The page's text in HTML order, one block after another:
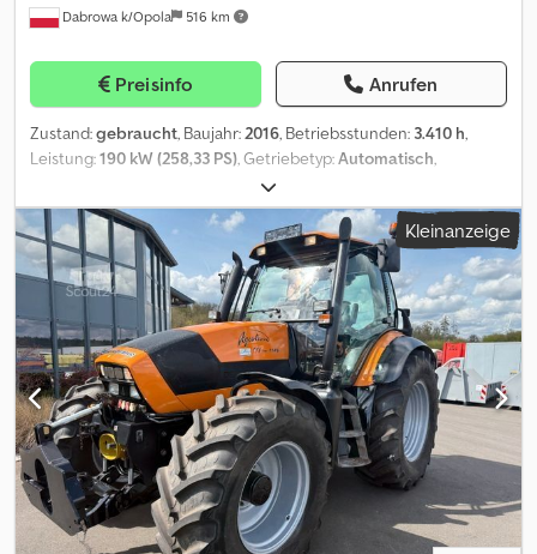
Dabrowa k/Opola 516 km
Preisinfo Anrufen
Zustand:gebraucht, Baujahr:2016, Betriebsstunden: 3.410 h,
Leistung:190 kW (258,33 PS), Getriebetyp:Automatisch,
40 km/h, Farbe:
4.970 mm, Gesamtbreite:2.740 mm, Ausstattung:Klimaanlage, =
Weitere Optionen und Zubehör = - Klimaanlage - Radio = Weitere
Informationen = Achse 1: Reifenmaß: 600/70 R30 Achse 2:
Reifenmaß: 650/55 R42 Crjdpfjy Sx Uksx Ag Hjf Antrieb: Rad
Zylinderzahl: 6 Leergewicht: 14.500 kg Radstand: 292 cm
Emissionsklasse: Euro 6
Kleinanzeige